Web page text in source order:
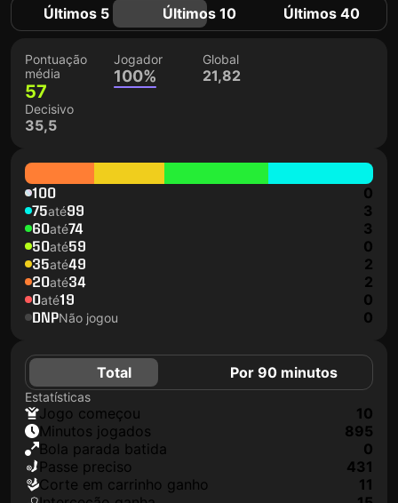
Últimos 5 Últimos 10 Últimos 40
Pontuação
média
57
Jogador
100%
Global
21,82
Decisivo
35,5
100 0
75até99 3
60até74 3
50até59 0
35até49 2
20até34 2
0até19 0
DNPNão jogou 0
Total Por 90 minutos
Estatísticas
jogo começou
10
minutos jogados
895
Bola parada batida
0
passe preciso
431
corte em carrinho ganho
11